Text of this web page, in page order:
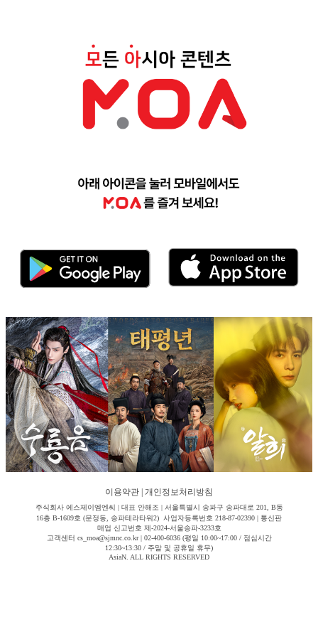
이용약관 개인정보처리방침
주식회사 에스제이엠엔씨 | 대표 안해조 | 서울특별시 송파구 송파대로 201, B동
16층 B-1609호 (문정동, 송파테라타워2) 사업자등록번호 218-87-02390 | 통신판
매업 신고번호 제-2024-서울송파-3233호
고객센터 cs_moa@sjmnc.co.kr | 02-400-6036 (평일 10:00~17:00 / 점심시간
12:30~13:30 / 주말 및 공휴일 휴무)
AsiaN. ALL RIGHTS RESERVED